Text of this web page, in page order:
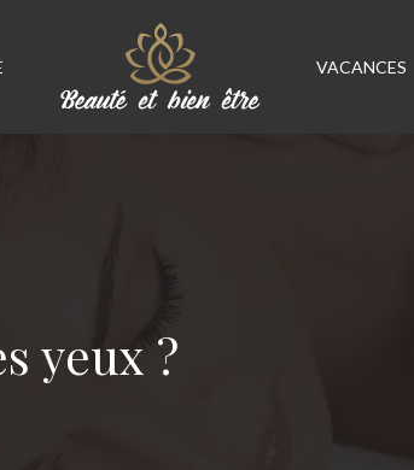
VACANCES
yeux ?